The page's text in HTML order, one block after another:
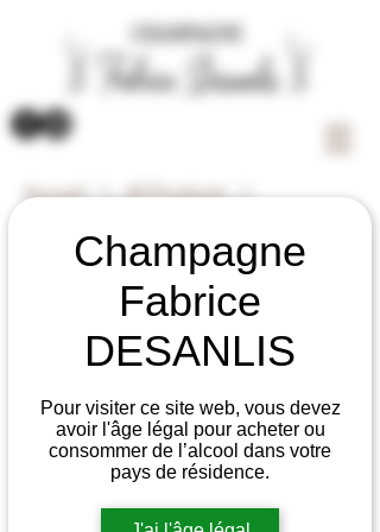
Champagne
Fabrice
DESANLIS
Pour visiter ce site web, vous devez
avoir l'âge légal pour acheter ou
consommer de l’alcool dans votre
pays de résidence.
Accueil
All Products
Cuvée Noiret Blanc de Noirs